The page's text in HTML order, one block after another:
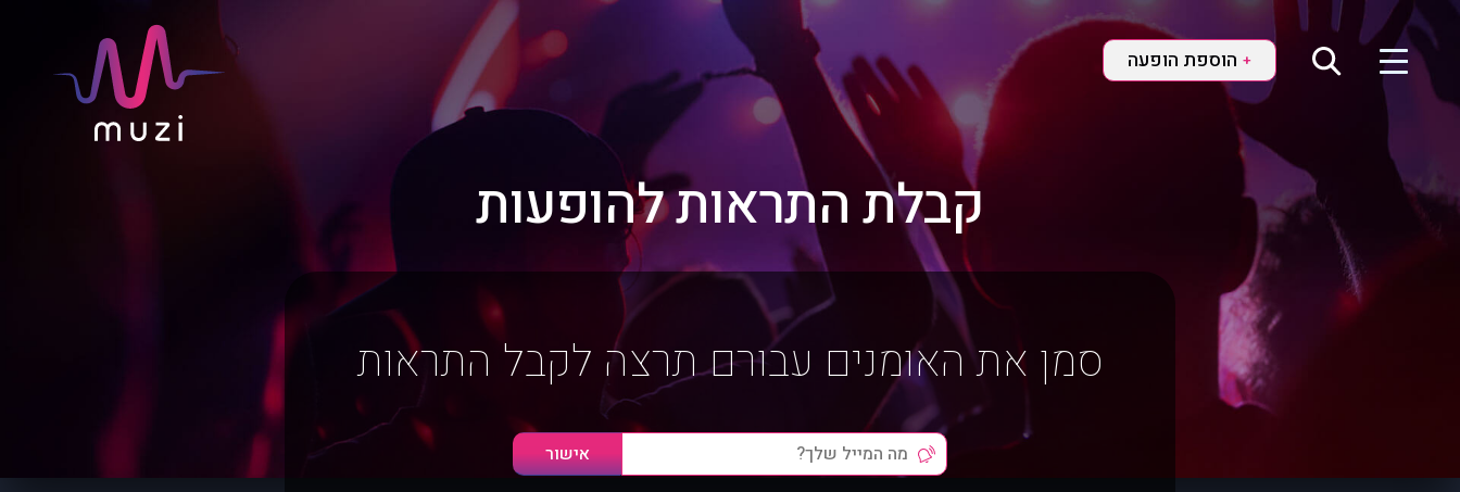
+ הוספת הופעה
קבלת התראות להופעות
סמן את האומנים עבורם תרצה לקבל התראות